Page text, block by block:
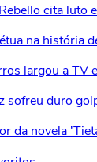
cita
na história
largou a TV
sofreu duro
da novela